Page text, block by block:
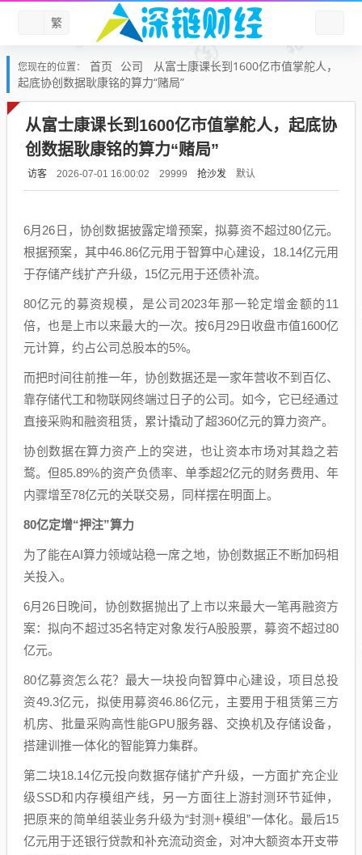
繁
您现在的位置： 首页 公司
从富士康课长到1600亿市值掌舵人，
起底协创数据耿康铭的算力“赌局”
从富士康课长到1600亿市值掌舵人，起底协
创数据耿康铭的算力“赌局”
访客 2026-07-01 16:00:02 29999 抢沙发 默认
6月26日，协创数据披露定增预案，拟募资不超过80亿元。
根据预案，其中46.86亿元用于智算中心建设，18.14亿元用
于存储产线扩产升级，15亿元用于还债补流。
80亿元的募资规模，是公司2023年那一轮定增金额的11
倍，也是上市以来最大的一次。按6月29日收盘市值1600亿
元计算，约占公司总股本的5%。
而把时间往前推一年，协创数据还是一家年营收不到百亿、
靠存储代工和物联网终端过日子的公司。如今，它已经通过
直接采购和融资租赁，累计撬动了超360亿元的算力资产。
协创数据在算力资产上的突进，也让资本市场对其趋之若
鹜。但85.89%的资产负债率、单季超2亿元的财务费用、年
内骤增至78亿元的关联交易，同样摆在明面上。
80亿定增“押注”算力
为了能在AI算力领域站稳一席之地，协创数据正不断加码相
关投入。
6月26日晚间，协创数据抛出了上市以来最大一笔再融资方
案：拟向不超过35名特定对象发行A股股票，募资不超过80
亿元。
80亿募资怎么花？最大一块投向智算中心建设，项目总投
资49.3亿元，拟使用募资46.86亿元，主要用于租赁第三方
机房、批量采购高性能GPU服务器、交换机及存储设备，
搭建训推一体化的智能算力集群。
第二块18.14亿元投向数据存储扩产升级，一方面扩充企业
级SSD和内存模组产线，另一方面往上游封测环节延伸，
把原来的简单组装业务升级为“封测+模组”一体化。最后15
亿元用于还银行贷款和补充流动资金，对冲大额资本开支带